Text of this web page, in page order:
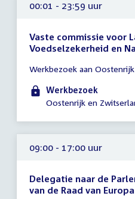
00:01 - 23:59 uur
Vaste commissie voor
Voedselzekerheid en
vergadering
00:01
-
uur
Werkbezoek aan
Werkbezoek
Oostenrijk en
09:00 - 17:00 uur
Delegatie naar de
van de Raad van Europa